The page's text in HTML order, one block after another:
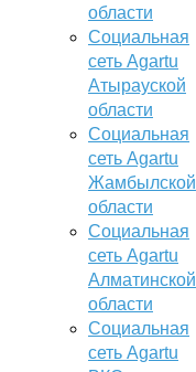
области
Социальная
сеть Agartu
Атырауской
области
Социальная
сеть Agartu
Жамбылской
области
Социальная
сеть Agartu
Алматинской
области
Социальная
сеть Agartu